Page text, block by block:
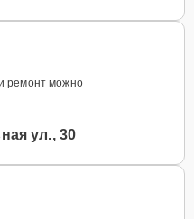
ремонт можно
ул., 30